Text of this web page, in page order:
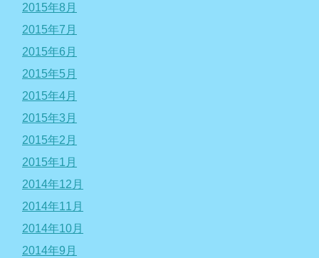
2015年8月
2015年7月
2015年6月
2015年5月
2015年4月
2015年3月
2015年2月
2015年1月
2014年12月
2014年11月
2014年10月
2014年9月